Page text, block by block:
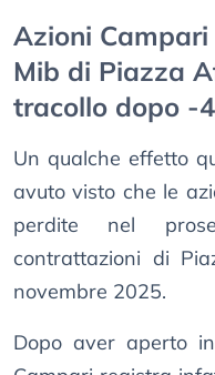
Azioni
Mib di Piazza
tracollo dopo -
Un qualche effetto
avuto visto che le
perdite nel
contrattazioni di
novembre 2025.
Dopo aver aperto